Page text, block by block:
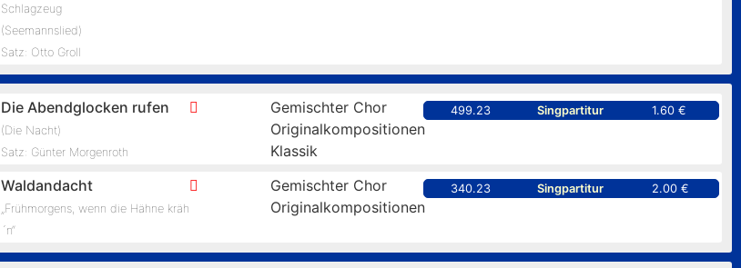
Schlagzeug
(Seemannslied)
Satz: Otto Groll
Die Abendglocken rufen
(Die Nacht)
Satz: Günter Morgenroth
Gemischter Chor
Originalkompositionen
Klassik
499.23 Singpartitur 1.60 €
Waldandacht
„Frühmorgens, wenn die Hähne kräh
´n“
Gemischter Chor
Originalkompositionen
340.23 Singpartitur 2.00 €